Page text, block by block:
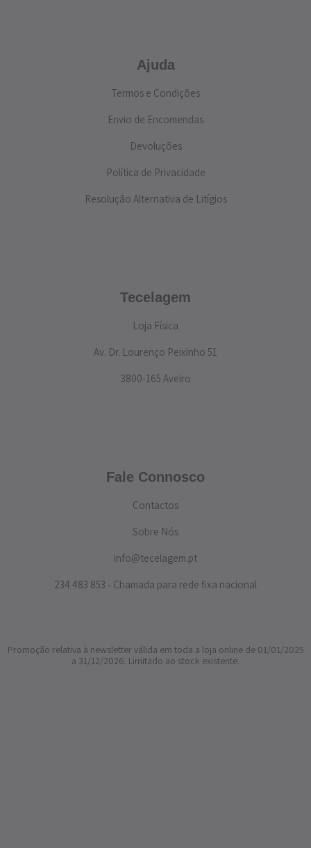
Ajuda
Termos e Condições
Envio de Encomendas
Devoluções
Política de Privacidade
Resolução Alternativa de Litígios
Tecelagem
Loja Física
Av. Dr. Lourenço Peixinho 51
3800-165 Aveiro
Fale Connosco
Contactos
Sobre Nós
info@tecelagem.pt
234 483 853 - Chamada para rede fixa nacional
Promoção relativa à newsletter válida em toda a loja online de 01/01/2025
a 31/12/2026. Limitado ao stock existente.